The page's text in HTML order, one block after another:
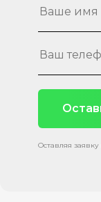
Оставляя